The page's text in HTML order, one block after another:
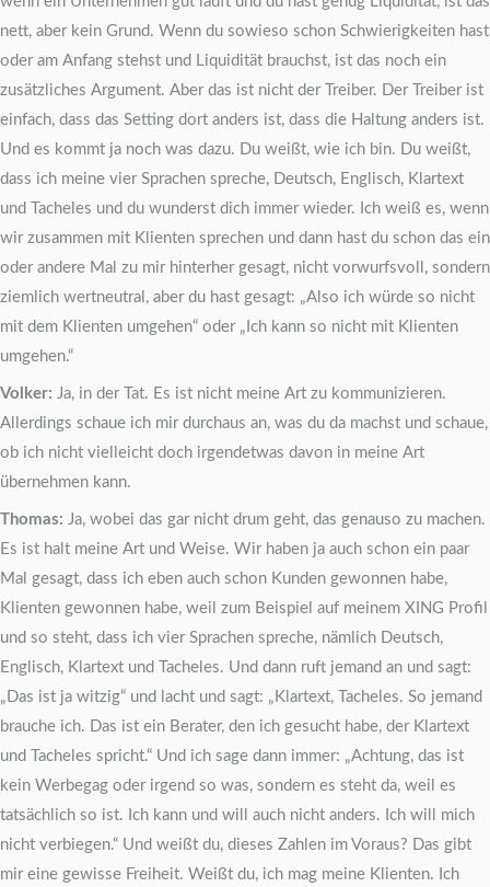
nett, aber kein Grund. Wenn du sowieso schon Schwierigkeiten hast
oder am Anfang stehst und Liquidität brauchst, ist das noch ein
zusätzliches Argument. Aber das ist nicht der Treiber. Der Treiber ist
einfach, dass das Setting dort anders ist, dass die Haltung anders ist.
Und es kommt ja noch was dazu. Du weißt, wie ich bin. Du weißt,
dass ich meine vier Sprachen spreche, Deutsch, Englisch, Klartext
und Tacheles und du wunderst dich immer wieder. Ich weiß es, wenn
wir zusammen mit Klienten sprechen und dann hast du schon das ein
oder andere Mal zu mir hinterher gesagt, nicht vorwurfsvoll, sondern
ziemlich wertneutral, aber du hast gesagt: „Also ich würde so nicht
mit dem Klienten umgehen“ oder „Ich kann so nicht mit Klienten
umgehen.“
Volker: Ja, in der Tat. Es ist nicht meine Art zu kommunizieren.
Allerdings schaue ich mir durchaus an, was du da machst und schaue,
ob ich nicht vielleicht doch irgendetwas davon in meine Art
übernehmen kann.
Thomas: Ja, wobei das gar nicht drum geht, das genauso zu machen.
Es ist halt meine Art und Weise. Wir haben ja auch schon ein paar
Mal gesagt, dass ich eben auch schon Kunden gewonnen habe,
Klienten gewonnen habe, weil zum Beispiel auf meinem XING Profil
und so steht, dass ich vier Sprachen spreche, nämlich Deutsch,
Englisch, Klartext und Tacheles. Und dann ruft jemand an und sagt:
„Das ist ja witzig“ und lacht und sagt: „Klartext, Tacheles. So jemand
brauche ich. Das ist ein Berater, den ich gesucht habe, der Klartext
und Tacheles spricht.“ Und ich sage dann immer: „Achtung, das ist
kein Werbegag oder irgend so was, sondern es steht da, weil es
tatsächlich so ist. Ich kann und will auch nicht anders. Ich will mich
nicht verbiegen.“ Und weißt du, dieses Zahlen im Voraus? Das gibt
mir eine gewisse Freiheit. Weißt du, ich mag meine Klienten. Ich